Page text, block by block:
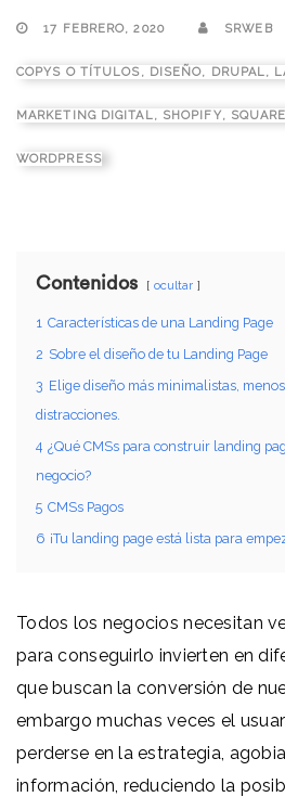
17 FEBRERO, 2020 SRWEB
COPYS O TÍTULOS, DISEÑO, DRUPAL,
MARKETING DIGITAL, SHOPIFY,
WORDPRESS
Contenidos ocultar
1 Características de una Landing Page
2 Sobre el diseño de tu Landing Page
3 Elige diseño más minimalistas,
distracciones.
4 ¿Qué CMSs para construir landing
negocio?
5 CMSs Pagos
6 ¡Tu landing page está lista para
Todos los negocios necesitan
para conseguirlo invierten en
que buscan la conversión de
embargo muchas veces el
perderse en la estrategia,
información, reduciendo la